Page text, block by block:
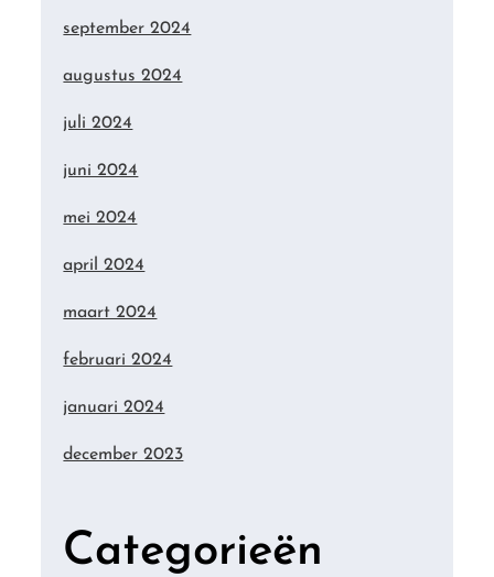
september 2024
augustus 2024
juli 2024
juni 2024
mei 2024
april 2024
maart 2024
februari 2024
januari 2024
december 2023
Categorieën